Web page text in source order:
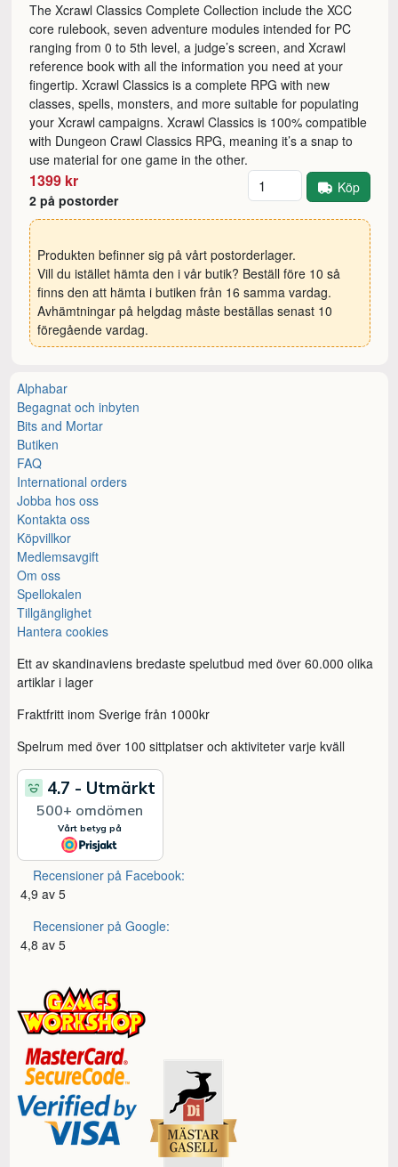
The Xcrawl Classics Complete Collection include the XCC
core rulebook, seven adventure modules intended for PC
ranging from 0 to 5th level, a judge’s screen, and Xcrawl
reference book with all the information you need at your
fingertip. Xcrawl Classics is a complete RPG with new
classes, spells, monsters, and more suitable for populating
your Xcrawl campaigns. Xcrawl Classics is 100% compatible
with Dungeon Crawl Classics RPG, meaning it’s a snap to
use material for one game in the other.
1399 kr
2 på postorder
Antal Köp
Produkten befinner sig på vårt postorderlager.
Vill du istället hämta den i vår butik? Beställ före 10 så
finns den att hämta i butiken från 16 samma vardag.
Avhämtningar på helgdag måste beställas senast 10
föregående vardag.
Alphabar
Begagnat och inbyten
Bits and Mortar
Butiken
FAQ
International orders
Jobba hos oss
Kontakta oss
Köpvillkor
Medlemsavgift
Om oss
Spellokalen
Tillgänglighet
Hantera cookies
Ett av skandinaviens bredaste spelutbud med över 60.000 olika
artiklar i lager
Fraktfritt inom Sverige från 1000kr
Spelrum med över 100 sittplatser och aktiviteter varje kväll
Recensioner på Facebook:
4,9 av 5
Recensioner på Google:
4,8 av 5